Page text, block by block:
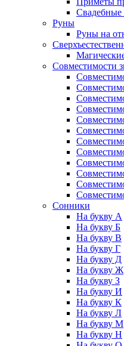
Руны
Руны на
Совместимости
Сонники
На букву А
На букву Б
На букву В
На букву Г
На букву Д
На букву Ж
На букву З
На букву И
На букву К
На букву Л
На букву М
На букву Н